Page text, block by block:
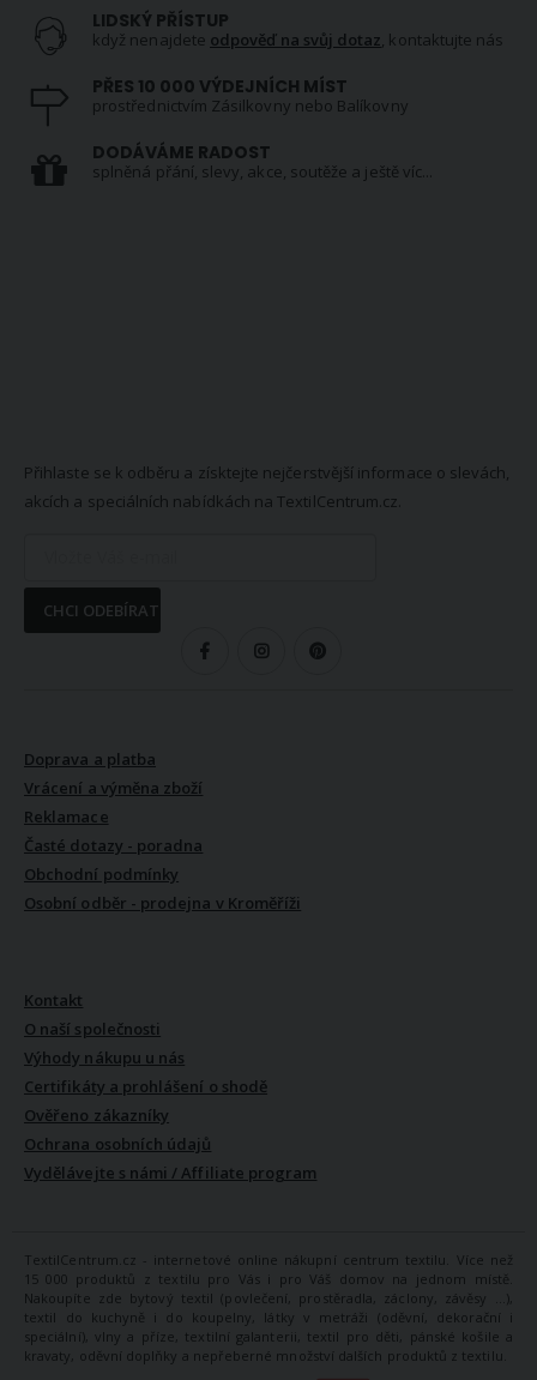
LIDSKÝ PŘÍSTUP
když nenajdete odpověď na svůj dotaz, kontaktujte nás
PŘES 10 000 VÝDEJNÍCH MÍST
prostřednictvím Zásilkovny nebo Balíkovny
DODÁVÁME RADOST
splněná přání, slevy, akce, soutěže a ještě víc...
Přihlaste se k odběru a získtejte nejčerstvější informace o slevách,
akcích a speciálních nabídkách na TextilCentrum.cz.
CHCI ODEBÍRAT
Doprava a platba
Vrácení a výměna zboží
Reklamace
Časté dotazy - poradna
Obchodní podmínky
Osobní odběr - prodejna v Kroměříži
Kontakt
O naší společnosti
Výhody nákupu u nás
Certifikáty a prohlášení o shodě
Ověřeno zákazníky
Ochrana osobních údajů
Vydělávejte s námi / Affiliate program
TextilCentrum.cz - internetové online nákupní centrum textilu. Více než
15 000 produktů z textilu pro Vás i pro Váš domov na jednom místě.
Nakoupíte zde bytový textil (povlečení, prostěradla, záclony, závěsy ...),
textil do kuchyně i do koupelny, látky v metráži (oděvní, dekorační i
speciální), vlny a příze, textilní galanterii, textil pro děti, pánské košile a
kravaty, oděvní doplňky a nepřeberné množství dalších produktů z textilu.